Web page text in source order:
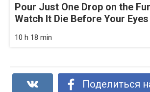
Pour Just One Drop on the
Watch It Die Before Your Eyes
10 h 18 min
Поделиться